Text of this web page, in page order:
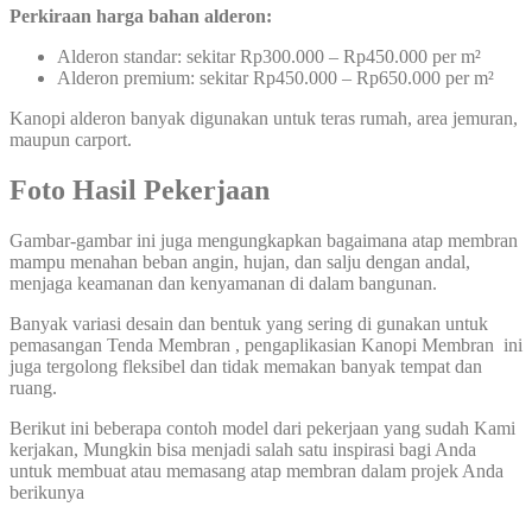
Perkiraan harga bahan alderon:
Alderon standar: sekitar Rp300.000 – Rp450.000 per m²
Alderon premium: sekitar Rp450.000 – Rp650.000 per m²
Kanopi alderon banyak digunakan untuk teras rumah, area jemuran,
maupun carport.
Foto Hasil Pekerjaan
Gambar-gambar ini juga mengungkapkan bagaimana atap membran
mampu menahan beban angin, hujan, dan salju dengan andal,
menjaga keamanan dan kenyamanan di dalam bangunan.
Banyak variasi desain dan bentuk yang sering di gunakan untuk
pemasangan Tenda Membran , pengaplikasian Kanopi Membran ini
juga tergolong fleksibel dan tidak memakan banyak tempat dan
ruang.
Berikut ini beberapa contoh model dari pekerjaan yang sudah Kami
kerjakan, Mungkin bisa menjadi salah satu inspirasi bagi Anda
untuk membuat atau memasang atap membran dalam projek Anda
berikunya